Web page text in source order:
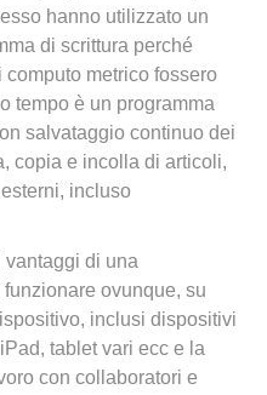
hanno utilizzato un
di scrittura perché
metrico fossero
tempo è un programma
salvataggio continuo dei
copia e incolla di articoli,
incluso
vantaggi di una
ovunque, su
inclusi dispositivi
tablet vari ecc e la
con collaboratori e